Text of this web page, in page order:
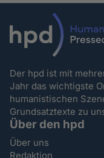
Der hpd ist mit
Jahr das wichtigste
humanistischen
Grundsatztexte zu
Über den hpd
Über uns
Redaktion